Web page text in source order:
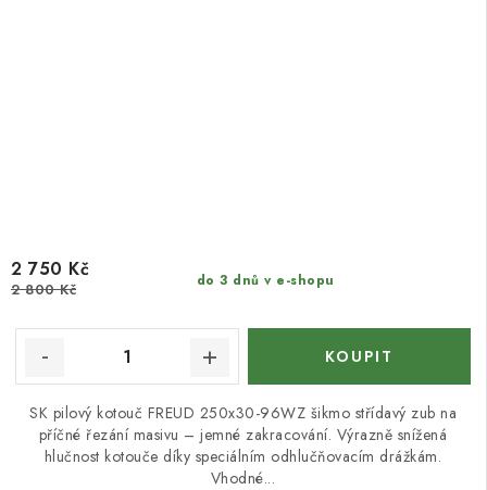
do 3 dnů v e-shopu
2 750 Kč
2 800 Kč
SK pilový kotouč FREUD 250x30-96WZ šikmo střídavý zub na
příčné řezání masivu – jemné zakracování. Výrazně snížená
hlučnost kotouče díky speciálním odhlučňovacím drážkám.
Vhodné...